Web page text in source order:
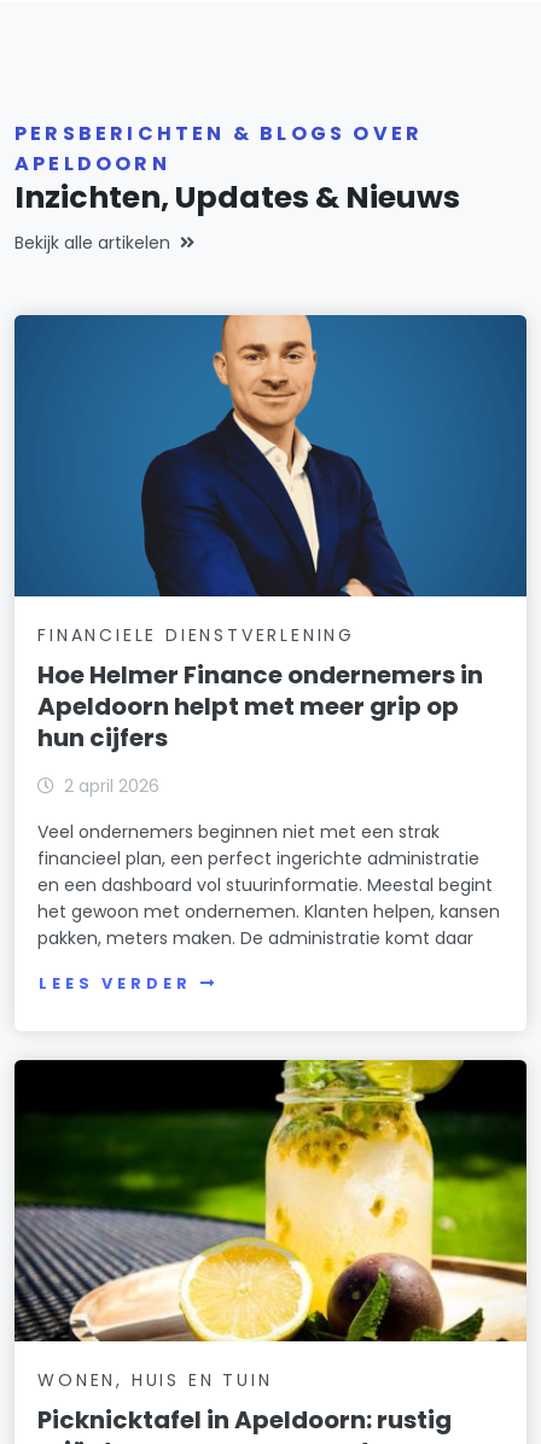
PERSBERICHTEN & BLOGS OVER
APELDOORN
Inzichten, Updates & Nieuws
Bekijk alle artikelen
FINANCIELE DIENSTVERLENING
Hoe Helmer Finance ondernemers in
Apeldoorn helpt met meer grip op
hun cijfers
2 april 2026
Veel ondernemers beginnen niet met een strak
financieel plan, een perfect ingerichte administratie
en een dashboard vol stuurinformatie. Meestal begint
het gewoon met ondernemen. Klanten helpen, kansen
pakken, meters maken. De administratie komt daar
LEES VERDER
WONEN, HUIS EN TUIN
Picknicktafel in Apeldoorn: rustig